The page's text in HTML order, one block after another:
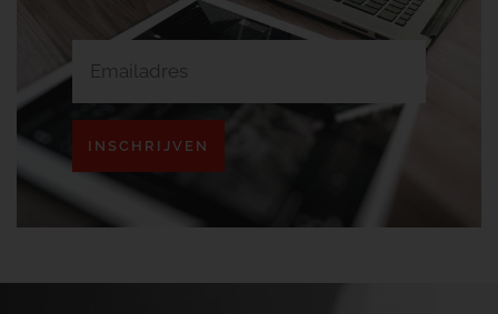
INSCHRIJVEN